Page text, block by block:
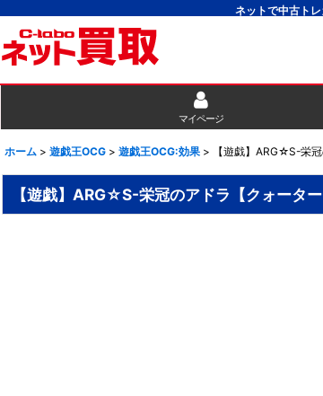
ネットで中古ト
マイページ
ホーム > 遊戯王OCG > 遊戯王OCG:効果 > 【遊戯】ARG☆S-栄
【遊戯】ARG☆S-栄冠のアドラ【クォータ